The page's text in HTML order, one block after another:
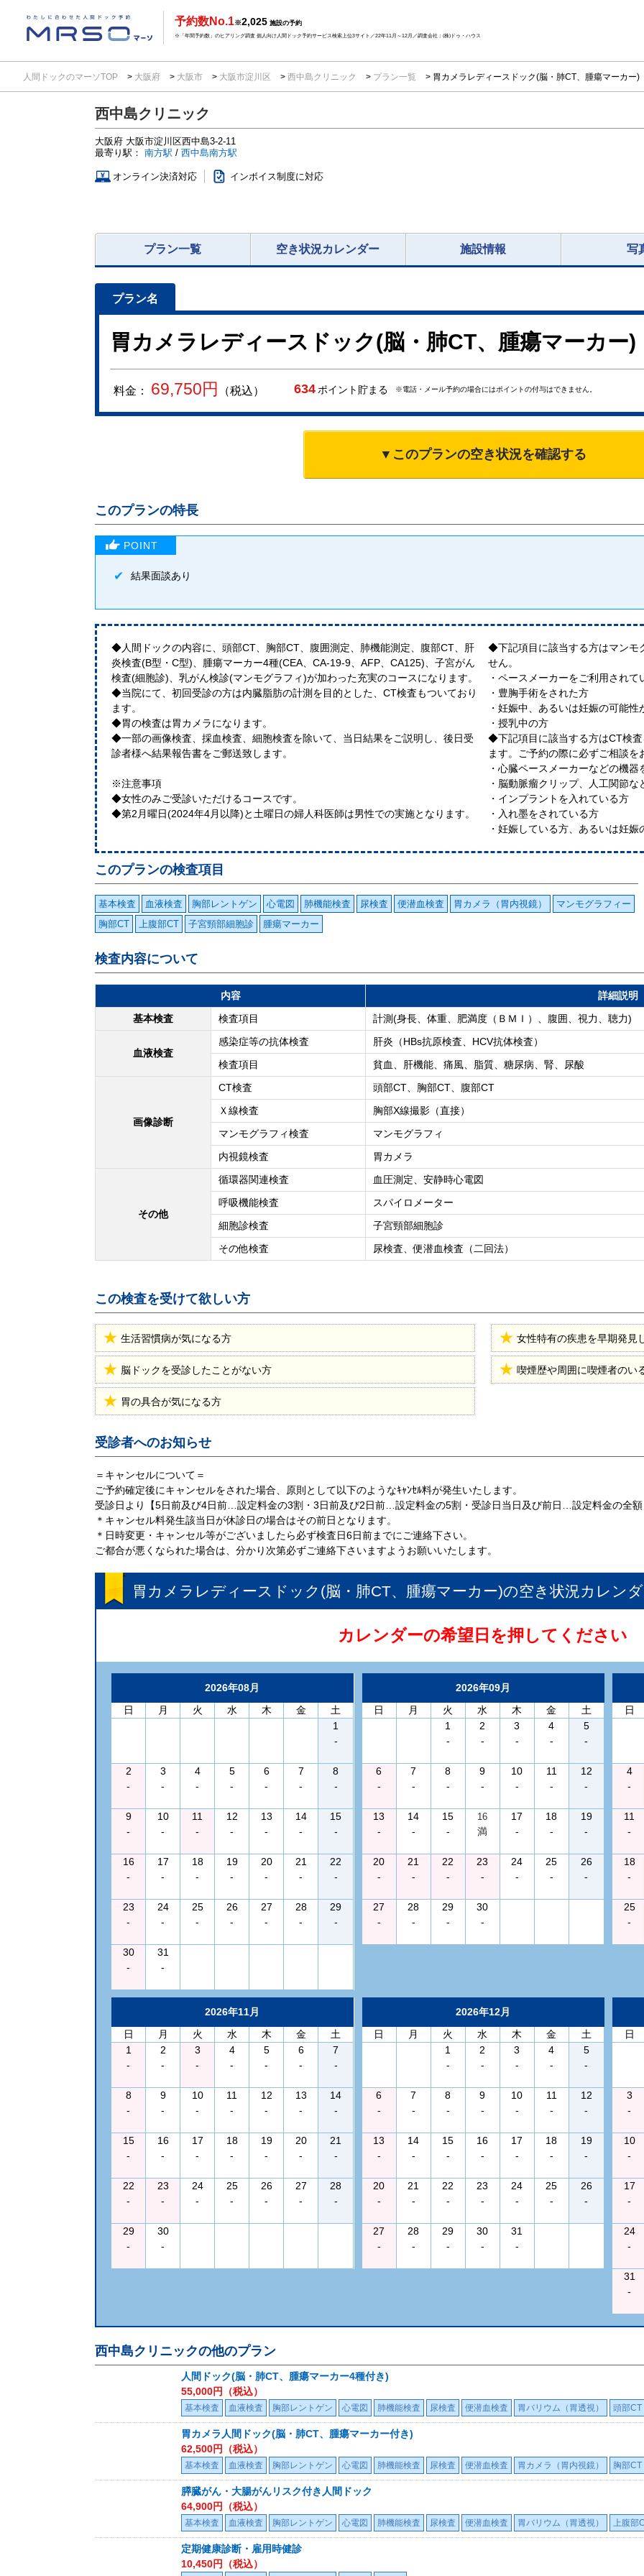
予約数No.1※2,025 施設の予約
※「年間予約数」のヒアリング調査 個人向け人間ドック予約サービス検索上位3サイト／22年11月～12月／調査会社：(株)ドゥ・ハウス
人間ドックのマーソTOP 大阪府 大阪市 大阪市淀川区 西中島クリニック プラン一覧 胃カメラレディースドック(脳・肺CT、腫瘍マーカー)
西中島クリニック
大阪府 大阪市淀川区西中島3-2-11
最寄り駅： 南方駅 / 西中島南方駅
オンライン決済対応 インボイス制度に対応
プラン一覧 空き状況カレンダー 施設情報 写
胃カメラレディースドック(脳・肺CT、腫瘍マーカー)
料金： 69,750円 （税込） 634 ポイント貯まる ※電話・メール予約の場合にはポイントの付与はできません。
▼このプランの空き状況を確認する
このプランの特長
結果面談あり
◆人間ドックの内容に、頭部CT、胸部CT、腹囲測定、肺機能測定、腹部CT、肝
炎検査(B型・C型)、腫瘍マーカー4種(CEA、CA-19-9、AFP、CA125)、子宮がん
検査(細胞診)、乳がん検診(マンモグラフィ)が加わった充実のコースになります。
◆当院にて、初回受診の方は内臓脂肪の計測を目的とした、CT検査もついており
ます。
◆胃の検査は胃カメラになります。
◆一部の画像検査、採血検査、細胞検査を除いて、当日結果をご説明し、後日受
診者様へ結果報告書をご郵送致します。
※注意事項
◆女性のみご受診いただけるコースです。
◆第2月曜日(2024年4月以降)と土曜日の婦人科医師は男性での実施となります。
◆下記項目に該当する方はマンモ
せん。
・ペースメーカーをご利用されて
・豊胸手術をされた方
・妊娠中、あるいは妊娠の可能性
・授乳中の方
◆下記項目に該当する方はCT検
ます。ご予約の際に必ずご相談を
・心臓ペースメーカーなどの機
・脳動脈瘤クリップ、人工関節
・インプラントを入れている方
・入れ墨をされている方
・妊娠している方、あるいは妊
このプランの検査項目
基本検査 血液検査 胸部レントゲン 心電図 肺機能検査 尿検査 便潜血検査 胃カメラ（胃内視鏡）
マンモグラフィー
胸部CT
上腹部CT 子宮頸部細胞診 腫瘍マーカー
検査内容について
内容
詳細説明
基本検査
検査項目 計測(身長、体重、肥満度（ＢＭＩ）、腹囲、視力、聴力)
血液検査
感染症等の抗体検査
肝炎（HBs抗原検査、HCV抗体検査）
検査項目
貧血、肝機能、痛風、脂質、糖尿病、腎、尿酸
画像診断
CT検査
頭部CT、胸部CT、腹部CT
Ｘ線検査
胸部X線撮影（直接）
マンモグラフィ検査
マンモグラフィ
内視鏡検査
胃カメラ
その他
循環器関連検査
血圧測定、安静時心電図
呼吸機能検査
スパイロメーター
細胞診検査
子宮頸部細胞診
その他検査
尿検査、便潜血検査（二回法）
この検査を受けて欲しい方
生活習慣病が気になる方 女性特有の疾患を早期発見
脳ドックを受診したことがない方 喫煙歴や周囲に喫煙者のい
胃の具合が気になる方
受診者へのお知らせ
＝キャンセルについて＝
ご予約確定後にキャンセルをされた場合、原則として以下のようなｷｬﾝｾﾙ料が発生いたします。
受診日より【5日前及び4日前…設定料金の3割・3日前及び2日前…設定料金の5割・受診日当日及び前日…設定料金の全額
＊キャンセル料発生該当日が休診日の場合はその前日となります。
＊日時変更・キャンセル等がございましたら必ず検査日6日前までにご連絡下さい。
ご都合が悪くなられた場合は、分かり次第必ずご連絡下さいますようお願いいたします。
胃カメラレディースドック(脳・肺CT、腫瘍マーカー)の空き状況カレン
カレンダーの希望日を押してください
2026年08月
日
月 火 水 木 金
土
1
-
2
-
3
-
4
-
5
-
6
-
7
-
8
-
9
-
10
-
11
-
12
-
13
-
14
-
15
-
16
-
17
-
18
-
19
-
20
-
21
-
22
-
23
-
24
-
25
-
26
-
27
-
28
-
29
-
30
-
31
-
2026年09月
日
月 火 水 木 金
土
1
-
2
-
3
-
4
-
5
-
6
-
7
-
8
-
9
-
10
-
11
-
12
-
13
-
14
-
15
-
16
満
17
-
18
-
19
-
20
-
21
-
22
-
23
-
24
-
25
-
26
-
27
-
28
-
29
-
30
-
日
4
-
11
-
18
-
25
-
2026年11月
日
月 火 水 木 金
土
1
-
2
-
3
-
4
-
5
-
6
-
7
-
8
-
9
-
10
-
11
-
12
-
13
-
14
-
15
-
16
-
17
-
18
-
19
-
20
-
21
-
22
-
23
-
24
-
25
-
26
-
27
-
28
-
29
-
30
-
2026年12月
日
月 火 水 木 金
土
1
-
2
-
3
-
4
-
5
-
6
-
7
-
8
-
9
-
10
-
11
-
12
-
13
-
14
-
15
-
16
-
17
-
18
-
19
-
20
-
21
-
22
-
23
-
24
-
25
-
26
-
27
-
28
-
29
-
30
-
31
-
日
3
-
10
-
17
-
24
-
31
-
西中島クリニックの他のプラン
人間ドック(脳・肺CT、腫瘍マーカー4種付き)
55,000円（税込）
基本検査 血液検査 胸部レントゲン 心電図 肺機能検査 尿検査 便潜血検査 胃バリウム（胃透視） 頭部CT
胃カメラ人間ドック(脳・肺CT、腫瘍マーカー付き)
62,500円（税込）
基本検査 血液検査 胸部レントゲン 心電図 肺機能検査 尿検査 便潜血検査 胃カメラ（胃内視鏡） 胸部CT
膵臓がん・大腸がんリスク付き人間ドック
64,900円（税込）
基本検査 血液検査 胸部レントゲン 心電図 肺機能検査 尿検査 便潜血検査 胃バリウム（胃透視） 上腹部
定期健康診断・雇用時健診
10,450円（税込）